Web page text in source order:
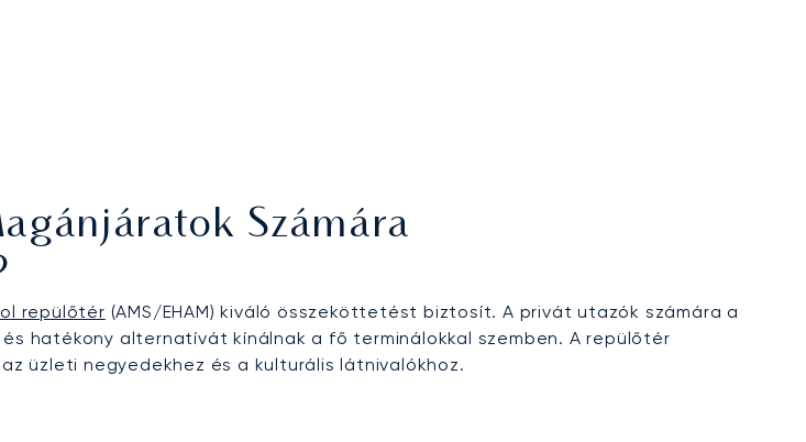
Számára
repülőtér (AMS/EHAM) kiváló összeköttetést biztosít. A privát utazók számára a
hatékony alternatívát kínálnak a fő terminálokkal szemben. A repülőtér
üzleti negyedekhez és a kulturális látnivalókhoz.